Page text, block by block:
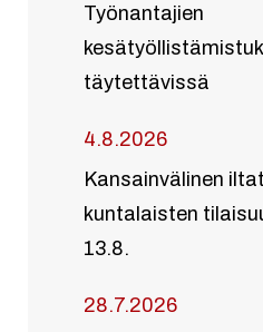
Työnantajien
täytettävissä
4.8.2026
Kansainvälinen
kuntalaisten
13.8.
28.7.2026